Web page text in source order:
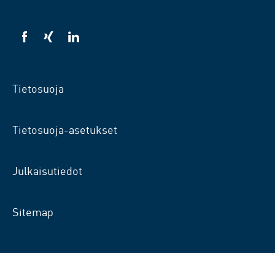
VSB
VSB
VSB
Tietosuoja
Tietosuoja-asetukset
Julkaisutiedot
Sitemap